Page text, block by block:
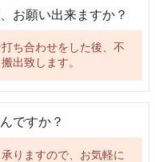
お願い出来ますか？
ち合わせをした後、不
出致します。
ですか？
りますので、お気軽に